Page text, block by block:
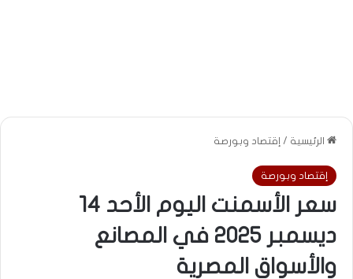
الرئيسية / إقتصاد وبورصة
إقتصاد وبورصة
سعر الأسمنت اليوم الأحد 14
ديسمبر 2025 في المصانع
والأسواق المصرية